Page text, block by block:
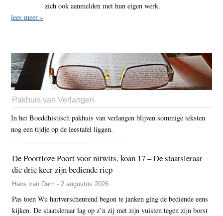
zich ook aanmelden met hun eigen werk.
lees meer »
Pakhuis van Verlangen
In het Boeddhistisch pakhuis van verlangen blijven sommige teksten
nog een tijdje op de leestafel liggen.
De Poortloze Poort voor nitwits, koan 17 – De staatsleraar
die drie keer zijn bediende riep
Hans van Dam - 2 augustus 2026
Pas toen Wu hartverscheurend begon te janken ging de bediende eens
kijken. De staatsleraar lag op z’n zij met zijn vuisten tegen zijn borst